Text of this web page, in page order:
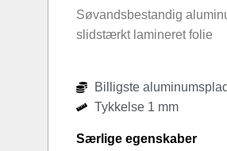
Søvandsbestandig
slidstærkt lamineret folie
Billigste
Tykkelse 1 mm
Særlige egenskaber